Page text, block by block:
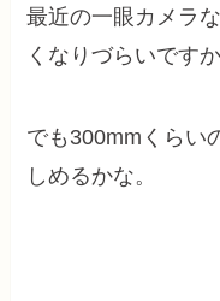
最近の一眼カメラ
くなりづらいですか
でも300mmくらい
しめるかな。